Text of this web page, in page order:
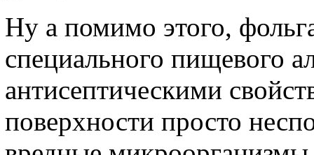
Ну а помимо этого,
специального пищевого
антисептическими
поверхности просто